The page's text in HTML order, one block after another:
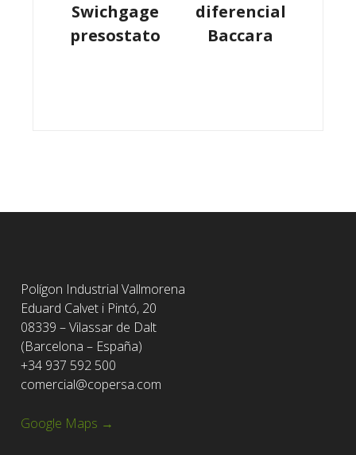
Swichgage
presostato
diferencial
Baccara
Polígon Industrial Vallmorena
Eduard Calvet i Pintó, 20
08339 – Vilassar de Dalt
(Barcelona – España)
+34 937 592 500
comercial@copersa.com
Google Maps →